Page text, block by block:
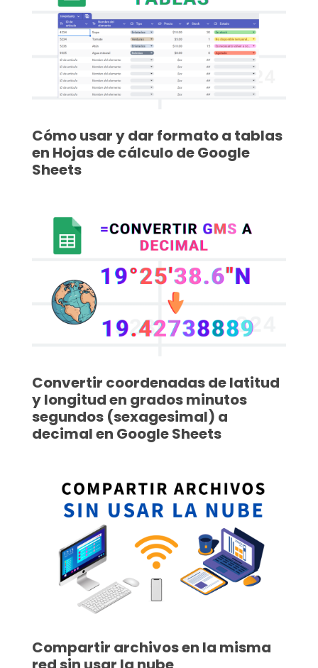
Cómo usar y dar formato a tablas
en Hojas de cálculo de Google
Sheets
Convertir coordenadas de latitud
y longitud en grados minutos
segundos (sexagesimal) a
decimal en Google Sheets
Compartir archivos en la misma